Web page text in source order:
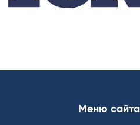
Меню сайта